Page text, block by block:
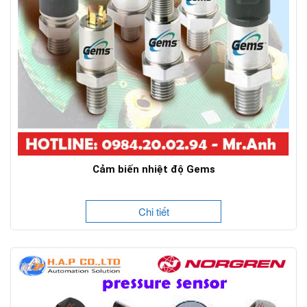
Cảm biến nhiệt độ Gems
Chi tiết